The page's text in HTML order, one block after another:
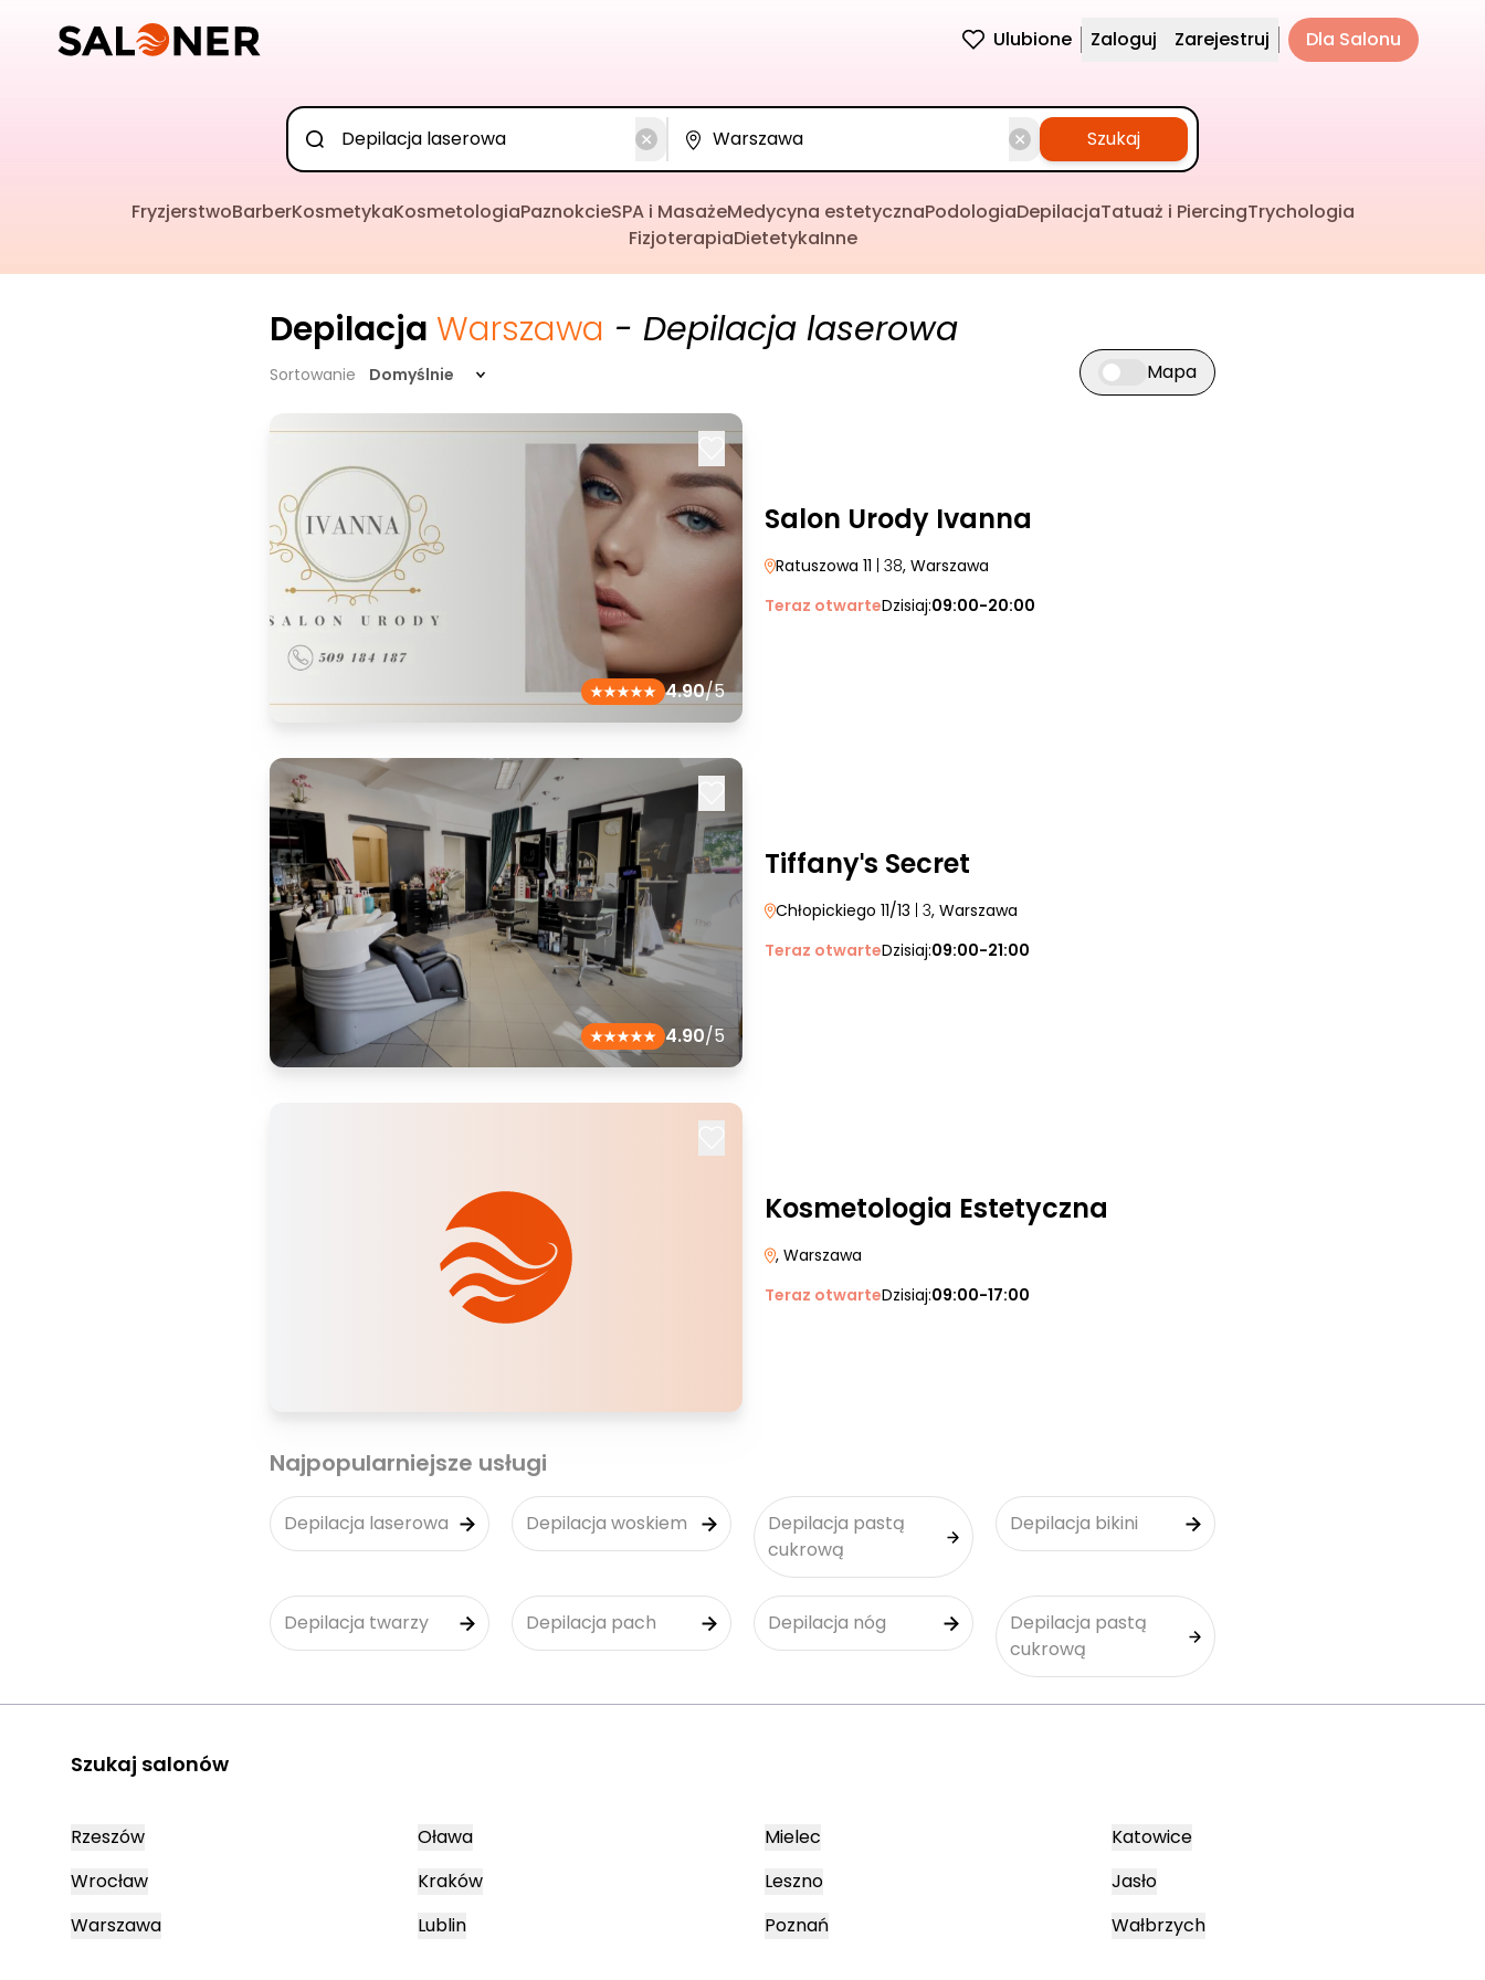
Ulubione Zaloguj Zarejestruj Dla Salonu
Szukaj
FryzjerstwoBarberKosmetykaKosmetologiaPaznokcieSPA i MasażeMedycyna estetycznaPodologiaDepilacjaTatuaż i PiercingTrychologia
FizjoterapiaDietetykaInne
Depilacja Warszawa - Depilacja laserowa
Sortowanie Domyślnie Przełącz widok mapy
Mapa
4.90/5
Salon Urody Ivanna
Ratuszowa 11 | 38, Warszawa
Teraz otwarteDzisiaj:09:00-20:00
4.90/5
Tiffanyˈs Secret
Chłopickiego 11/13 | 3, Warszawa
Teraz otwarteDzisiaj:09:00-21:00
Kosmetologia Estetyczna
, Warszawa
Teraz otwarteDzisiaj:09:00-17:00
Najpopularniejsze usługi
Depilacja laserowa Depilacja woskiem
Depilacja pastą
cukrową
Depilacja bikini
Depilacja twarzy Depilacja pach Depilacja nóg
Depilacja pastą
cukrową
Szukaj salonów
Rzeszów
Wrocław
Warszawa
Oława
Kraków
Lublin
Mielec
Leszno
Poznań
Katowice
Jasło
Wałbrzych